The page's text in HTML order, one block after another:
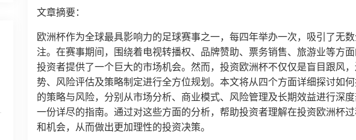
文章摘要：
欧洲杯作为全球最具影响力的足球赛事之一，每四年举办一次，吸引了无
注。在赛事期间，围绕着电视转播权、品牌赞助、票务销售、旅游业等方
投资者提供了一个巨大的市场机会。然而，投资欧洲杯不仅仅是盲目跟风
势、风险评估及策略制定进行全方位规划。本文将从四个方面详细探讨如
的策略与风险，分别从市场分析、商业模式、风险管理及长期效益进行深
一份详尽的指南。通过对这些方面的分析，帮助投资者理解在投资欧洲杯
和机会，从而做出更加理性的投资决策。